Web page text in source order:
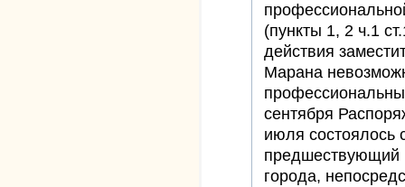
(пункты 1, 2 ч.1
действия
Марана
сентября
июля состоялось
предшествующий
города,